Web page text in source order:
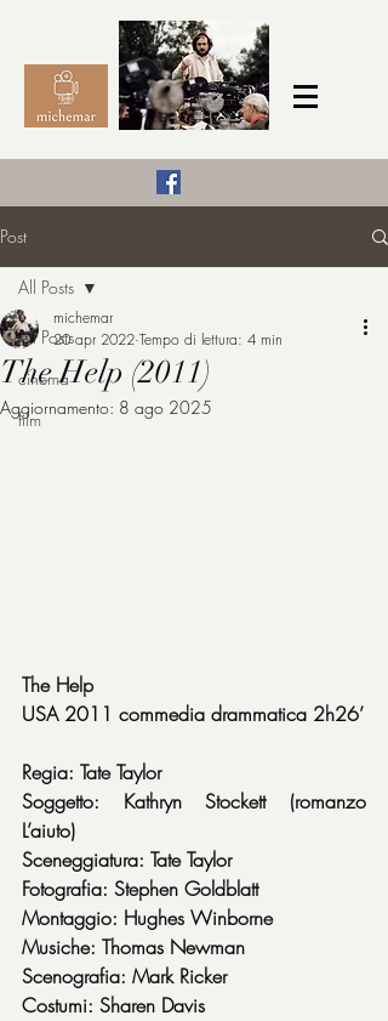
michemar
Post
All Posts
cinema
film
All Posts
The Help (2011)
michemar
20 apr 2022 Tempo di lettura: 4 min
Aggiornamento: 8 ago 2025
The Help
USA 2011 commedia drammatica 2h26’
Regia: Tate Taylor
Soggetto: Kathryn Stockett (romanzo
L’aiuto)
Sceneggiatura: Tate Taylor
Fotografia: Stephen Goldblatt
Montaggio: Hughes Winborne
Musiche: Thomas Newman
Scenografia: Mark Ricker
Costumi: Sharen Davis